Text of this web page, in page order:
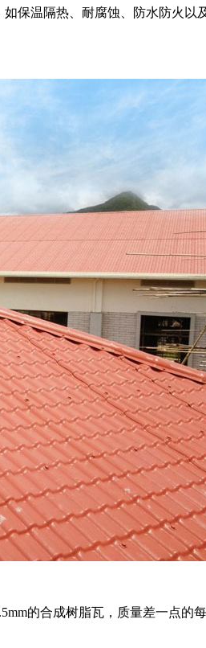
保温隔热、耐腐蚀、防水防火以
的合成树脂瓦，质量差一点的